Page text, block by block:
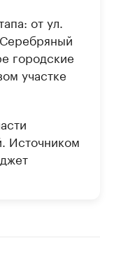
от ул.
городские
участке
Источником